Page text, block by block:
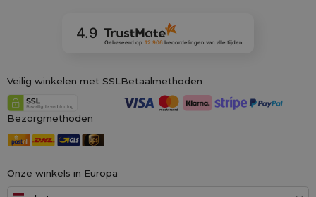
Onze winkels in Europa
4.9
Gebaseerd op 12 906 beoordelingenvan alle tijden
Veilig winkelen met SSLBetaalmethoden
Bezorgmethoden